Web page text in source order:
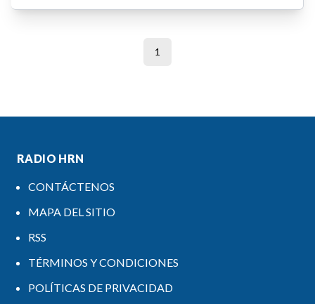
1
RADIO HRN
CONTÁCTENOS
MAPA DEL SITIO
RSS
TÉRMINOS Y CONDICIONES
POLÍTICAS DE PRIVACIDAD